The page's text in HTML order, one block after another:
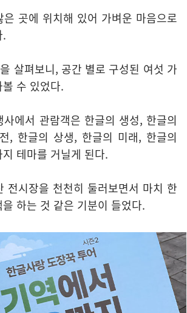
곳에 위치해 있어 가벼운 마음으로
.
살펴보니, 공간 별로 구성된 여섯 가
수 있었다.
에서 관람객은 한글의 생성, 한글의
, 한글의 상생, 한글의 미래, 한글의
테마를 거닐게 된다.
전시장을 천천히 둘러보면서 마치 한
하는 것 같은 기분이 들었다.